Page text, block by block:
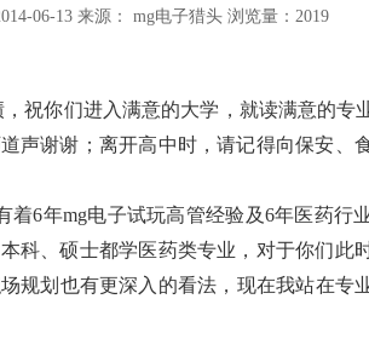
06-13 来源： mg电子猎头 浏览量：2019
祝你们进入满意的大学，就读满意的专
声谢谢；离开高中时，请记得向保安、
着6年mg电子试玩高管经验及6年医药行
科、硕士都学医药类专业，对于你们此
规划也有更深入的看法，现在我站在专